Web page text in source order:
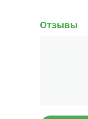
Отзывы